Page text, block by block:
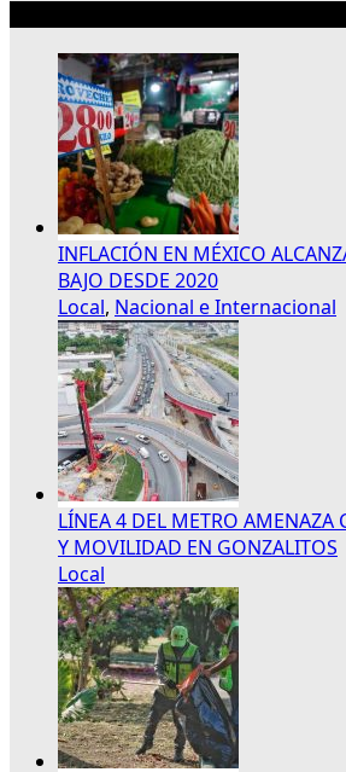
INFLACIÓN EN MÉXICO
BAJO DESDE 2020
Local, Nacional e Internacional
LÍNEA 4 DEL METRO AMENAZA
Y MOVILIDAD EN GONZALITOS
Local